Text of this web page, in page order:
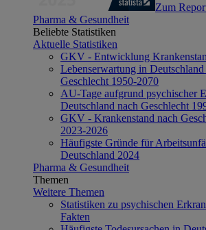
Zum
Pharma & Gesundheit
Beliebte Statistiken
Aktuelle Statistiken
GKV - Entwicklung
Lebenserwartung in
Geschlecht 1950-2070
AU-Tage aufgrund psychischer
Deutschland nach Geschlecht
GKV - Krankenstand nach
2023-2026
Häufigste Gründe für
Deutschland 2024
Pharma & Gesundheit
Themen
Weitere Themen
Statistiken zu psychischen
Fakten